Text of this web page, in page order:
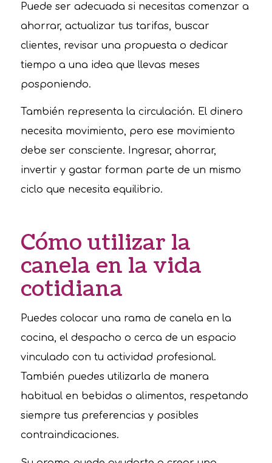
Puede ser adecuada si necesitas comenzar a
ahorrar, actualizar tus tarifas, buscar
clientes, revisar una propuesta o dedicar
tiempo a una idea que llevas meses
posponiendo.
También representa la circulación. El dinero
necesita movimiento, pero ese movimiento
debe ser consciente. Ingresar, ahorrar,
invertir y gastar forman parte de un mismo
ciclo que necesita equilibrio.
Cómo utilizar la
canela en la vida
cotidiana
Puedes colocar una rama de canela en la
cocina, el despacho o cerca de un espacio
vinculado con tu actividad profesional.
También puedes utilizarla de manera
habitual en bebidas o alimentos, respetando
siempre tus preferencias y posibles
contraindicaciones.